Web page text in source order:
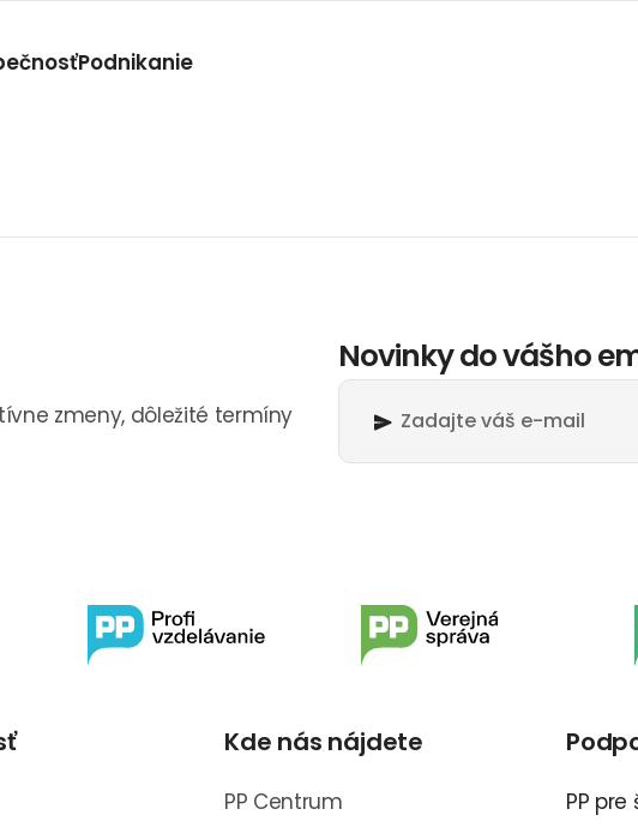
Podnikanie
zmeny, dôležité termíny
Novinky do vášho
Kde nás nájdete
PP Centrum
PP pre